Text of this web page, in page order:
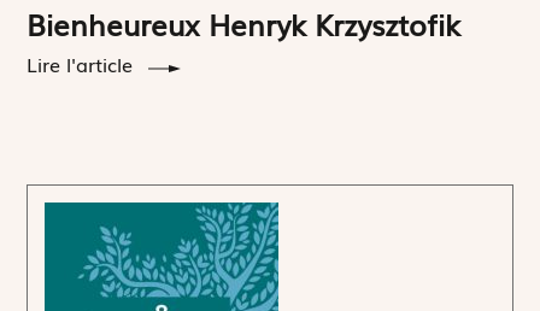
Bienheureux Henryk Krzysztofik
Lire l'article